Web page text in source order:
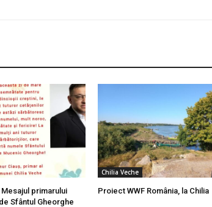
primarului
Sfântul Gheorghe
Chilia Veche
Proiect WWF România, la Chilia